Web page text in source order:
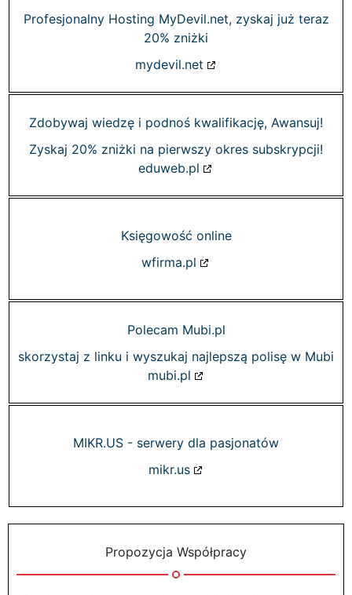
Profesjonalny Hosting MyDevil.net, zyskaj już teraz
20% zniżki
mydevil.net
Zdobywaj wiedzę i podnoś kwalifikację, Awansuj!
Zyskaj 20% zniżki na pierwszy okres subskrypcji!
eduweb.pl
Księgowość online
wfirma.pl
Polecam Mubi.pl
skorzystaj z linku i wyszukaj najlepszą polisę w Mubi
mubi.pl
MIKR.US - serwery dla pasjonatów
mikr.us
Propozycja Współpracy